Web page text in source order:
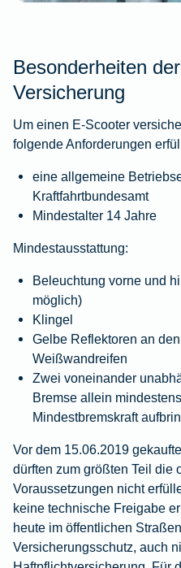
Besonderheiten
Versicherung
Um einen E-Scooter
folgende Anforderungen
eine allgemeine
Kraftfahrtbundesamt
Mindestalter 14 Jahre
Mindestausstattung:
Beleuchtung vorne und
möglich)
Klingel
Gelbe Reflektoren an
Weißwandreifen
Zwei voneinander
Bremse allein
Mindestbremskraft
Vor dem 15.06.2019
dürften zum größten Teil die
Voraussetzungen nicht
keine technische Freigabe
heute im öffentlichen
Versicherungsschutz, auch